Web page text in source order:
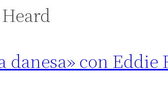
con Eddie